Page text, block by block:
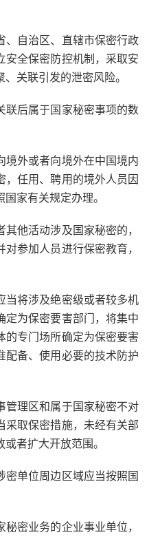
自治区、直辖市保密行政
安全保密防控机制，采取安
关联引发的泄密风险。
后属于国家秘密事项的数
外或者向境外在中国境内
，任用、聘用的境外人员因
家有关规定办理。
他活动涉及国家秘密的，
参加人员进行保密教育，
将涉及绝密级或者较多机
定为保密要害部门，将集中
的专门场所确定为保密要害
配备、使用必要的技术防护
理区和属于国家秘密不对
采取保密措施，未经有关部
者扩大开放范围。
单位周边区域应当按照国
密业务的企业事业单位，